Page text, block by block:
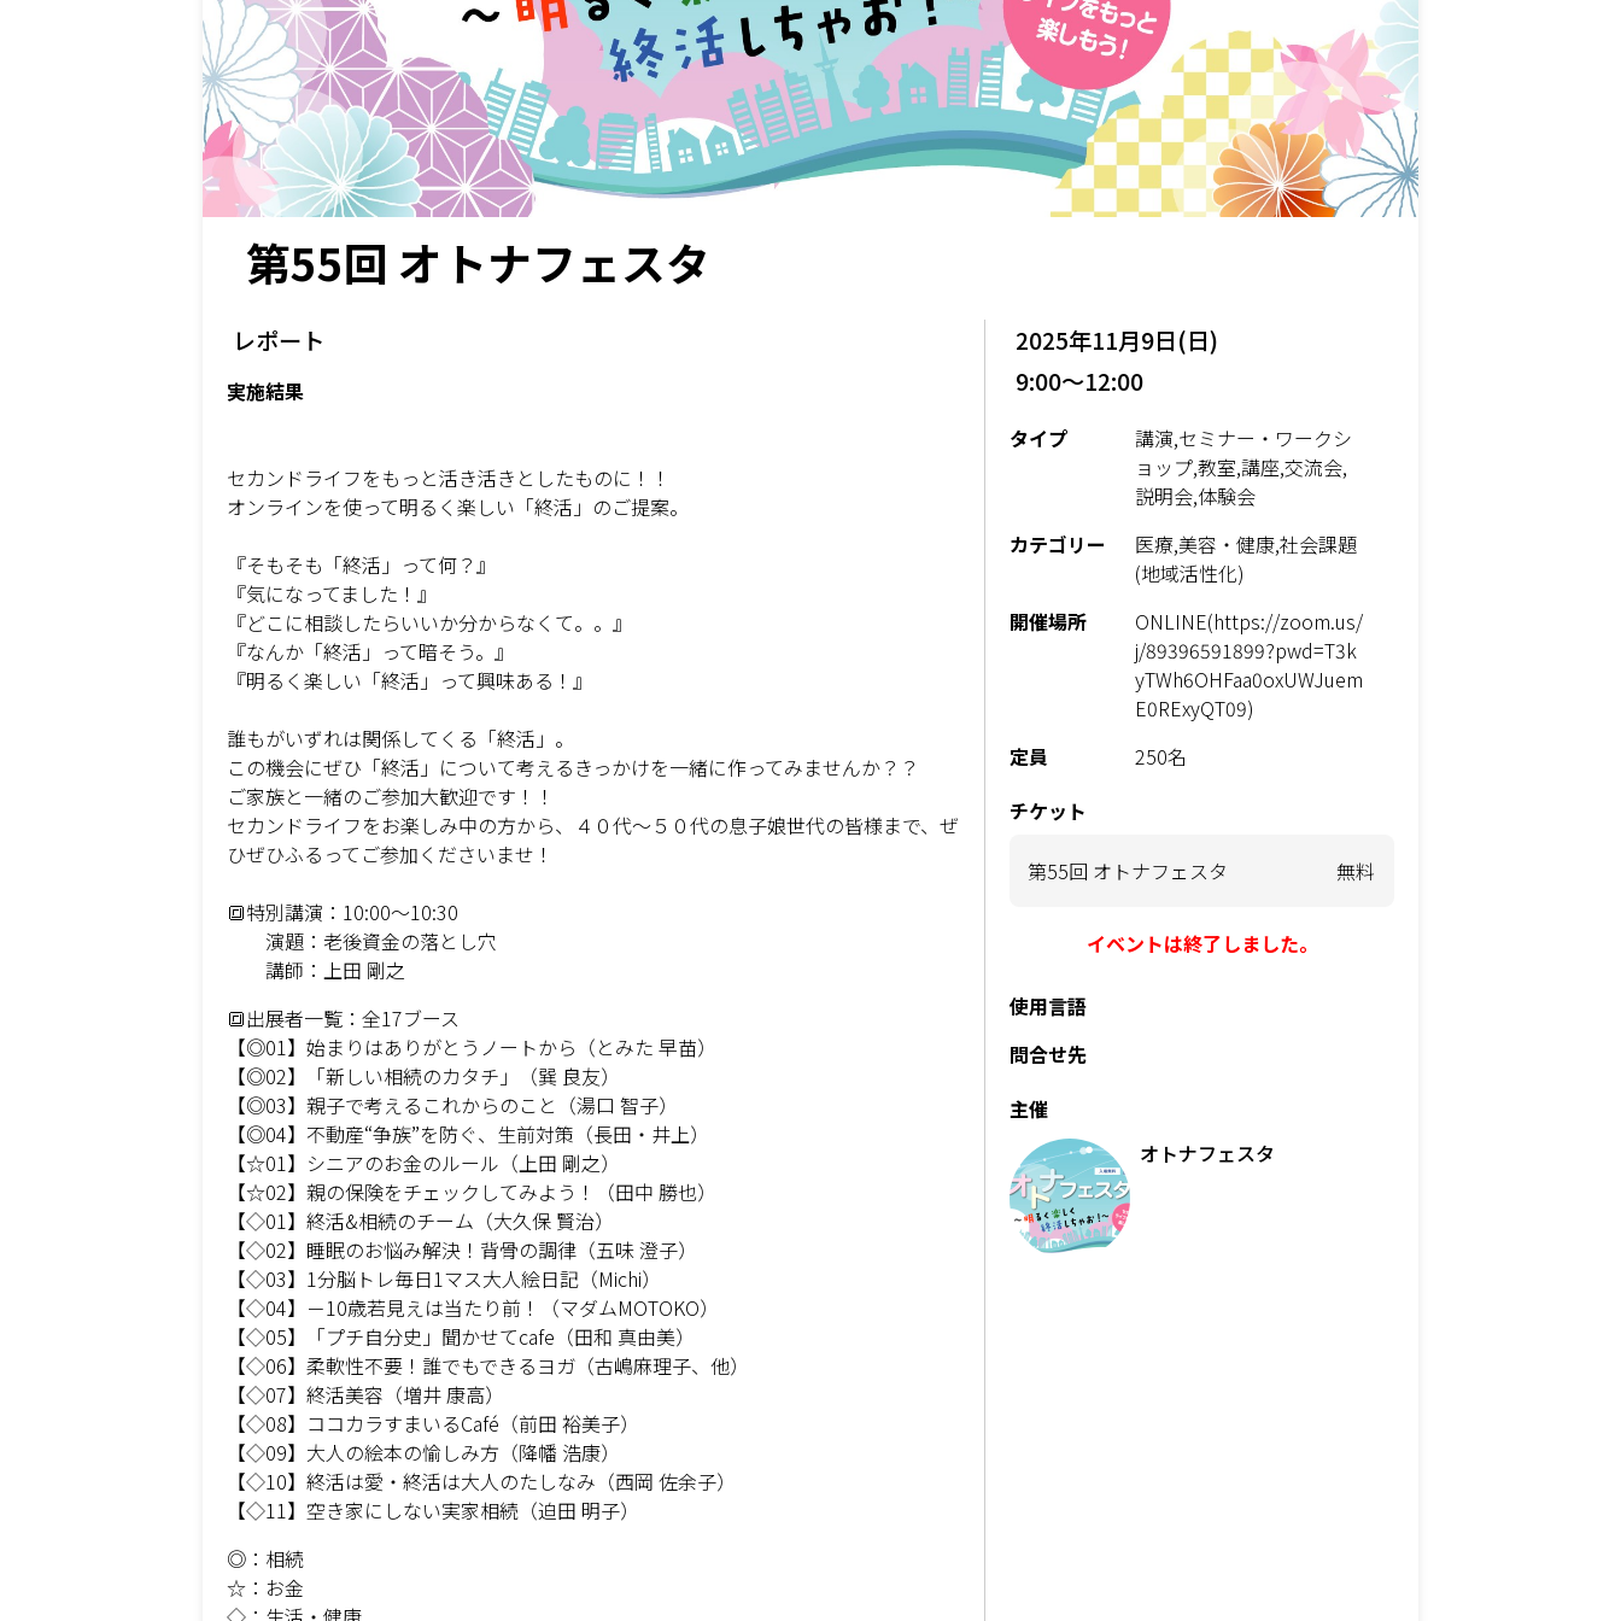
第55回 オトナフェスタ
レポート
実施結果
セカンドライフをもっと活き活きとしたものに！！
オンラインを使って明るく楽しい「終活」のご提案。
『そもそも「終活」って何？』
『気になってました！』
『どこに相談したらいいか分からなくて。。』
『なんか「終活」って暗そう。』
『明るく楽しい「終活」って興味ある！』
誰もがいずれは関係してくる「終活」。
この機会にぜひ「終活」について考えるきっかけを一緒に作ってみませんか？？
ご家族と一緒のご参加大歓迎です！！
セカンドライフをお楽しみ中の方から、４０代〜５０代の息子娘世代の皆様まで、ぜ
ひぜひふるってご参加くださいませ！
🔳特別講演：10:00～10:30
演題：老後資金の落とし穴
講師：上田 剛之
🔳出展者一覧：全17ブース
【◎01】始まりはありがとうノートから（とみた 早苗）
【◎02】「新しい相続のカタチ」（巽 良友）
【◎03】親子で考えるこれからのこと（湯口 智子）
【◎04】不動産“争族”を防ぐ、生前対策（長田・井上）
【☆01】シニアのお金のルール（上田 剛之）
【☆02】親の保険をチェックしてみよう！（田中 勝也）
【◇01】終活&相続のチーム（大久保 賢治）
【◇02】睡眠のお悩み解決！背骨の調律（五味 澄子）
【◇03】1分脳トレ毎日1マス大人絵日記（Michi）
【◇04】－10歳若見えは当たり前！（マダムMOTOKO）
【◇05】「プチ自分史」聞かせてcafe（田和 真由美）
【◇06】柔軟性不要！誰でもできるヨガ（古嶋麻理子、他）
【◇07】終活美容（増井 康高）
【◇08】ココカラすまいるCafé（前田 裕美子）
【◇09】大人の絵本の愉しみ方（降幡 浩康）
【◇10】終活は愛・終活は大人のたしなみ（西岡 佐余子）
【◇11】空き家にしない実家相続（迫田 明子）
◎：相続
☆：お金
2025年11月9日(日)
9:00～12:00
タイプ
講演,セミナー・ワークシ
ョップ,教室,講座,交流会,
説明会,体験会
カテゴリー
医療,美容・健康,社会課題
(地域活性化)
開催場所
ONLINE(https://zoom.us/
j/89396591899?pwd=T3k
yTWh6OHFaa0oxUWJuem
E0RExyQT09)
定員
250名
チケット
第55回 オトナフェスタ 無料
イベントは終了しました。
使用言語
問合せ先
主催
オトナフェスタ